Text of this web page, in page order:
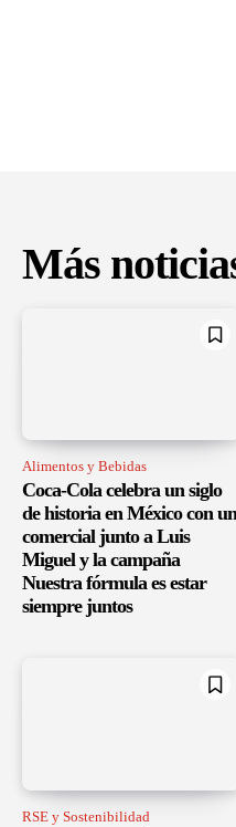
Más
Alimentos y Bebidas
Coca-Cola celebra un siglo
de historia en México con un
comercial junto a Luis
Miguel y la campaña
Nuestra fórmula es estar
siempre juntos
RSE y Sostenibilidad